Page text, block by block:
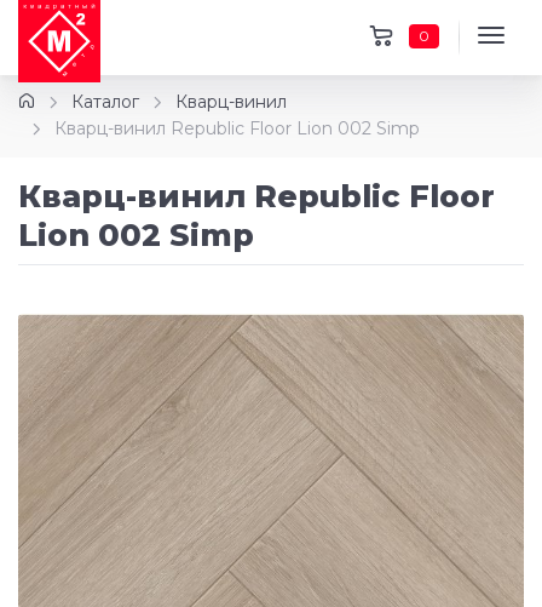
0
Каталог
Кварц-винил
Кварц-винил Republic Floor Lion 002 Simp
Кварц-винил Republic Floor
Lion 002 Simp